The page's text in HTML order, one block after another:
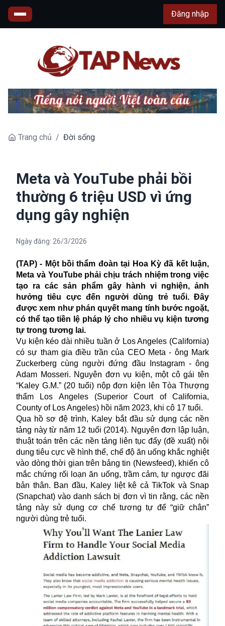
Đăng nhập
Trang chủ / Đời sống
Meta và YouTube phải bồi
thường 6 triệu USD vì ứng
dụng gây nghiện
Ngày đăng: 26/3/2026
(TAP) - Một bồi thẩm đoàn tại Hoa Kỳ đã kết luận,
Meta và YouTube phải chịu trách nhiệm trong việc
tạo ra các sản phẩm gây hành vi nghiện, ảnh
hưởng tiêu cực đến người dùng trẻ tuổi. Đây
được xem như phán quyết mang tính bước ngoặt,
có thể tạo tiền lệ pháp lý cho nhiều vụ kiện tương
tự trong tương lai.
Vụ kiện kéo dài nhiều tuần ở Los Angeles (California)
có sự tham gia điều trần của CEO Meta - ông Mark
Zuckerberg cùng người đứng đầu Instagram - ông
Adam Mosseri. Nguyên đơn vụ kiện, một cô gái tên
“Kaley G.M.” (20 tuổi) nộp đơn kiện lên Tòa Thượng
thẩm Los Angeles (Superior Court of California,
County of Los Angeles) hồi năm 2023, khi cô 17 tuổi.
Qua hồ sơ đệ trình, Kaley bắt đầu sử dụng các nền
tảng này từ năm 12 tuổi (2014). Nguyên đơn lập luận,
thuật toán trên các nền tảng liên tục đẩy (đề xuất) nội
dung tiêu cực về hình thể, chế độ ăn uống khắc nghiệt
vào dòng thời gian trên bảng tin (Newsfeed), khiến cô
mắc chứng rối loạn ăn uống, trầm cảm, tự ngược đãi
bản thân. Ban đầu, Kaley liệt kê cả TikTok và Snap
(Snapchat) vào danh sách bị đơn vì tin rằng, các nền
tảng này sử dụng cơ chế tương tự để “giữ chân”
người dùng trẻ tuổi.